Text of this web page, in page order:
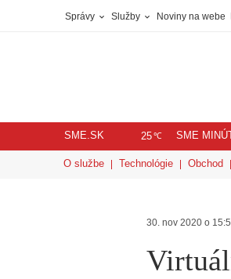
Správy Služby Noviny na webe
SME.SK 25℃ SME
O službe Technológie Obchod
30. nov 2020 o